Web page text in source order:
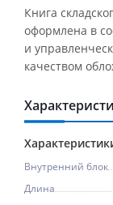
Книга
оформлена в
и
качеством
Внутренний блок
Длина